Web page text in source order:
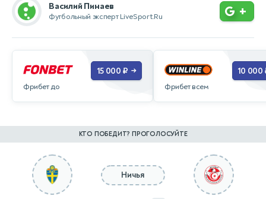
Василий Пинаев
Футбольный эксперт LiveSport.Ru +
Фрибет до
15 000 ₽ →
Фрибет всем
10 000
КТО ПОБЕДИТ? ПРОГОЛОСУЙТЕ
Ничья